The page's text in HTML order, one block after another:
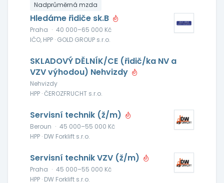
Nadprůměrná mzda
Hledáme řidiče sk.B
Praha · 40 000–65 000 Kč
IČO, HPP · GOLD GROUP s.r.o.
SKLADOVÝ DĚLNÍK/CE (řidič/ka NV a
VZV výhodou) Nehvizdy
Nehvizdy
HPP · ČEROZFRUCHT s.r.o.
Servisní technik (ž/m)
Beroun · 45 000–55 000 Kč
HPP · DW Forklift s.r.o.
Servisní technik VZV (ž/m)
Praha · 45 000–55 000 Kč
HPP · DW Forklift s.r.o.